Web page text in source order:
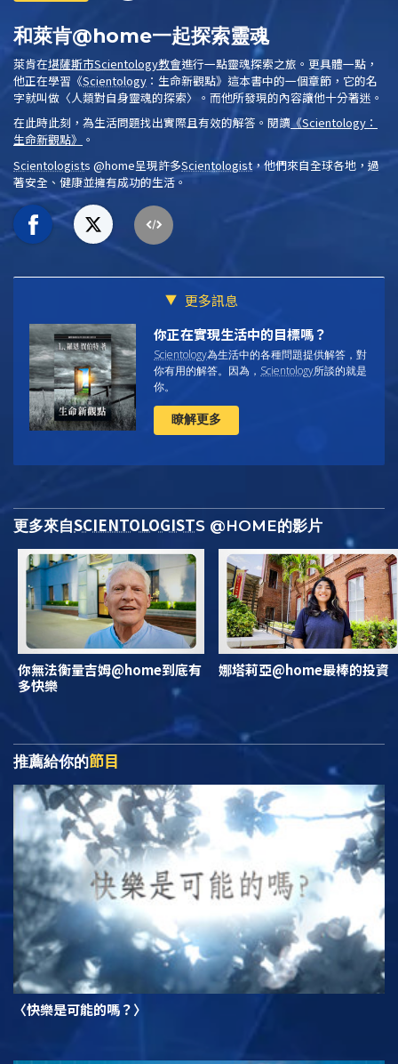
和萊肯@home一起探索靈魂
萊肯在堪薩斯市Scientology教會進行一點靈魂探索之旅。更具體一點，
他正在學習 《Scientology ：生命新觀點》 這本書中的一個章節，它的名
字就叫做〈人類對自身靈魂的探索〉。而他所發現的內容讓他十分著迷。
在此時此刻，為生活問題找出實際且有效的解答。閱讀 《Scientology ：
生命新觀點》 。
Scientologists @home呈現許多Scientologist ，他們來自全球各地，過
著安全、健康並擁有成功的生活。
更多訊息
你正在實現生活中的目標嗎？
Scientology為生活中的各種問題提供解答，對
你有用的解答。因為， Scientology所談的就是
你。
瞭解更多
更多來自SCIENTOLOGISTS @HOME的影片
你無法衡量吉姆@home到底有
多快樂
娜塔莉亞@home最棒的投資
推薦給你的節目
〈快樂是可能的嗎？〉